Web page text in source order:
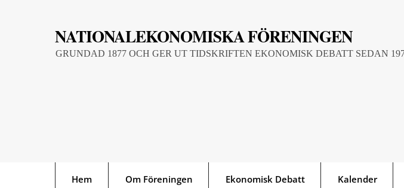
NATIONALEKONOMISKA FÖRENINGEN
GRUNDAD 1877 OCH GER UT TIDSKRIFTEN EKONOMISK DEBATT SEDAN
Hem Om Föreningen Ekonomisk Debatt Kalender